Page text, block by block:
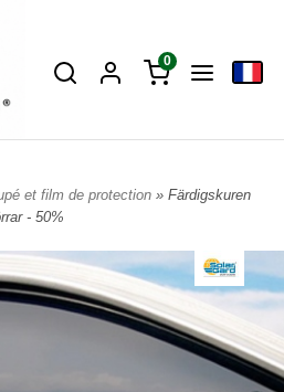
0
et film de protection » Färdigskuren
- 50%